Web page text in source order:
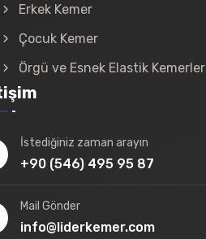
Erkek Kemer
Çocuk Kemer
Örgü ve Esnek Elastik Kemerler
İstediğiniz zaman arayın
+90 (546) 495 95 87
Mail Gönder
info@liderkemer.com